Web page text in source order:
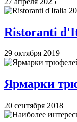
Ristoranti
29 октября 2019
Ярмарки
20 сентября 2018